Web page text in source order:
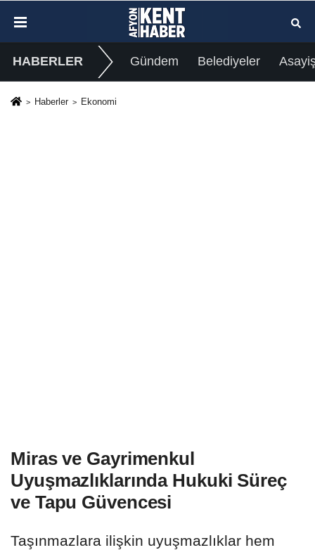
HABERLER Gündem Belediyeler
Haberler Ekonomi
Miras ve Gayrimenkul
Uyuşmazlıklarında Hukuki Süreç
ve Tapu Güvencesi
Taşınmazlara ilişkin uyuşmazlıklar hem